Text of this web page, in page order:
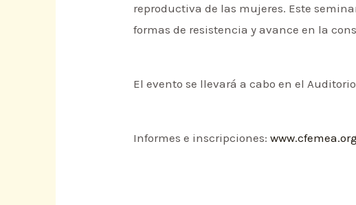
reproductiva de las mujeres. Este
formas de resistencia y avance en la
El evento se llevará a cabo en el
Informes e inscripciones: